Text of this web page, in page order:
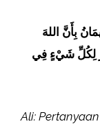
بِأَنَّ اللهَ
لِكُلِّ شَيْءٍ فِي
Ali: